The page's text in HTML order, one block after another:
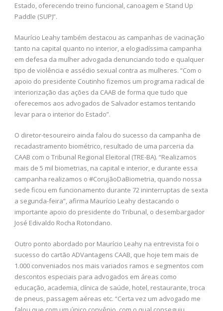
Estado, oferecendo treino funcional, canoagem e Stand Up
Paddle (SUP)”.
Maurício Leahy também destacou as campanhas de vacinação
tanto na capital quanto no interior, a elogiadíssima campanha
em defesa da mulher advogada denunciando todo e qualquer
tipo de violência e assédio sexual contra as mulheres. “Com o
apoio do presidente Coutinho fizemos um programa radical de
interiorização das ações da CAAB de forma que tudo que
oferecemos aos advogados de Salvador estamos tentando
levar para o interior do Estado”.
O diretor-tesoureiro ainda falou do sucesso da campanha de
recadastramento biométrico, resultado de uma parceria da
CAAB com o Tribunal Regional Eleitoral (TRE-BA). “Realizamos
mais de 5 mil biometrias, na capital e interior, e durante essa
campanha realizamos o #CorujãoDaBiometria, quando nossa
sede ficou em funcionamento durante 72 ininterruptas de sexta
a segunda-feira”, afirma Maurício Leahy destacando o
importante apoio do presidente do Tribunal, o desembargador
José Edivaldo Rocha Rotondano.
Outro ponto abordado por Maurício Leahy na entrevista foi o
sucesso do cartão ADVantagens CAAB, que hoje tem mais de
1.000 conveniados nos mais variados ramos e segmentos com
descontos especiais para advogados em áreas como
educação, academia, clínica de saúde, hotel, restaurante, troca
de pneus, passagem aéreas etc. “Certa vez um advogado me